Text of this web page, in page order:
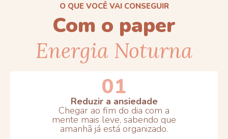
O QUE VOCÊ VAI CONSEGUIR
Com o paper
Energia Noturna
01
Reduzir a ansiedade
Chegar ao fim do dia com a
mente mais leve, sabendo que
amanhã já está organizado.